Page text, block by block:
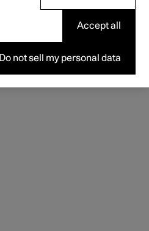
Do not sell my personal data
Accept all